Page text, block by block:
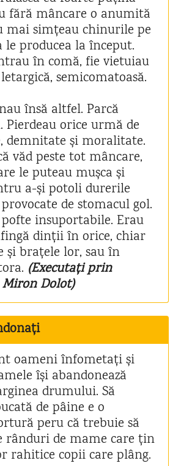
fără mâncare o anumită
mai simțeau chinurile pe
le producea la început.
în comă, fie vietuiau
semicomatoasă.
însă altfel. Parcă
Pierdeau orice urmă de
demnitate și moralitate.
văd peste tot mâncare,
le puteau mușca și
a-și potoli durerile
de stomacul gol.
insuportabile. Erau
dinții în orice, chiar
brațele lor, sau în
(Executați prin
Dolot)
oameni înfometați și
își abandonează
drumului. Să
de pâine e o
peru că trebuie să
de mame care țin
rahitice copii care plâng.